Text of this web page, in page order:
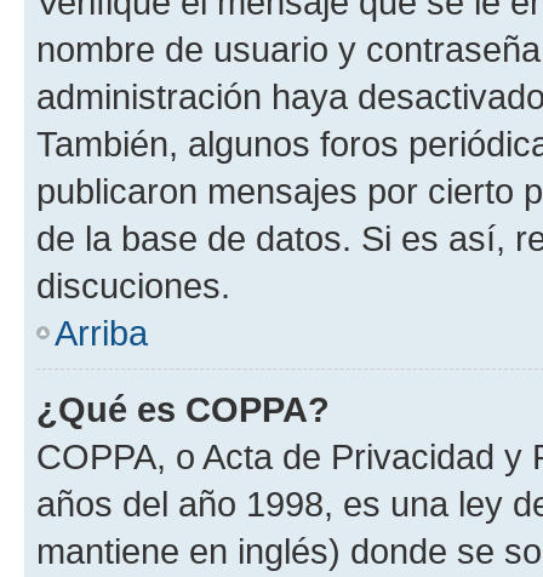
nombre de usuario y
administración haya
También, algunos foros
publicaron mensajes por cierto
de la base de datos. Si es así,
discuciones.
Arriba
¿Qué es COPPA?
COPPA, o Acta de Privacidad
años del año 1998, es una ley
mantiene en inglés) donde se